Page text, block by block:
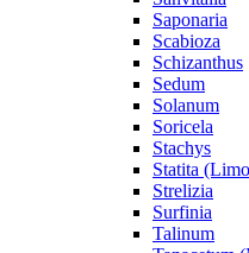
Saponaria
Scabioza
Schizanthus
Sedum
Solanum
Soricela
Stachys
Statita
Strelizia
Surfinia
Talinum